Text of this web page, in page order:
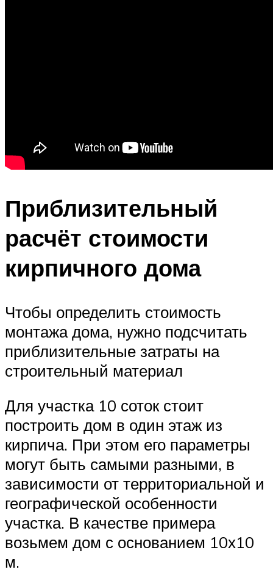
Приблизительный
расчёт стоимости
кирпичного дома
Чтобы определить стоимость
монтажа дома, нужно подсчитать
приблизительные затраты на
строительный материал
Для участка 10 соток стоит
построить дом в один этаж из
кирпича. При этом его параметры
могут быть самыми разными, в
зависимости от территориальной и
географической особенности
участка. В качестве примера
возьмем дом с основанием 10х10
м.